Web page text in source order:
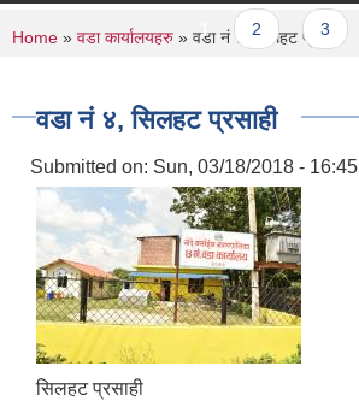
Pages
2 3
You are here
Home » वडा कार्यालयहरु » वडा नं‍ ४, सिलहट प्रसाही
वडा नं‍ ४, सिलहट प्रसाही
Submitted on: Sun, 03/18/2018 - 16:45
सिलहट प्रसाही